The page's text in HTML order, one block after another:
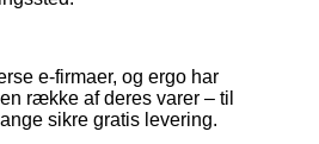
e-firmaer, og ergo har
række af deres varer – til
sikre gratis levering.